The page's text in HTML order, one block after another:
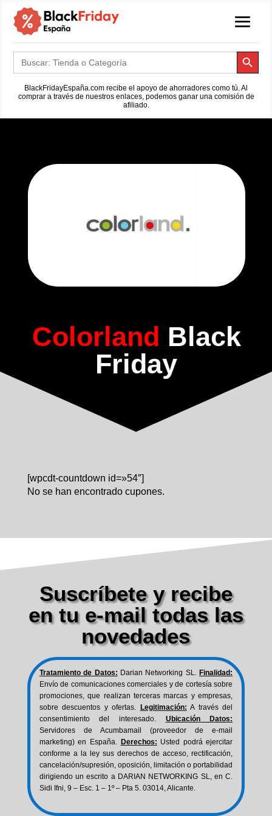
Buscar: Botón de búsqueda
BlackFridayEspaña.com recibe el apoyo de ahorradores como tú. Al
comprar a través de nuestros enlaces, podemos ganar una comisión de
afiliado.
Colorland Black
Friday
[wpcdt-countdown id=»54″]
No se han encontrado cupones.
Suscríbete y recibe
en tu e-mail todas las
novedades
Tratamiento de Datos: Darian Networking SL.Finalidad:
Envío de comunicaciones comerciales y de cortesía sobre
promociones, que realizan terceras marcas y empresas,
sobre descuentos y ofertas. Legitimación: A través del
consentimiento del interesado. Ubicación Datos:
Servidores de Acumbamail (proveedor de e-mail
marketing) en España. Derechos: Usted podrá ejercitar
conforme a la ley sus derechos de acceso, rectificación,
cancelación/supresión, oposición, limitación o portabilidad
dirigiendo un escrito a DARIAN NETWORKING SL, en C.
Sidi Ifni, 9 – Esc. 1 – 1º – Pta 5. 03014, Alicante.